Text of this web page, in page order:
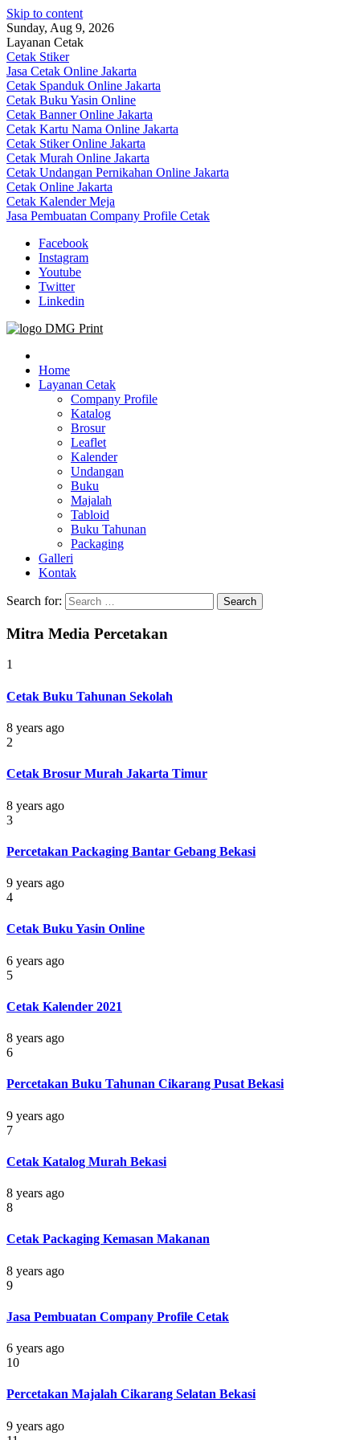
Skip to content
Sunday, Aug 9, 2026
Layanan Cetak
Cetak Stiker
Jasa Cetak Online Jakarta
Cetak Spanduk Online Jakarta
Cetak Buku Yasin Online
Cetak Banner Online Jakarta
Cetak Kartu Nama Online Jakarta
Cetak Stiker Online Jakarta
Cetak Murah Online Jakarta
Cetak Undangan Pernikahan Online Jakarta
Cetak Online Jakarta
Cetak Kalender Meja
Jasa Pembuatan Company Profile Cetak
Facebook
Instagram
Youtube
Twitter
Linkedin
Jasa Cetak Online DMG Printing
Home
Layanan Cetak
Company Profile
Katalog
Brosur
Leaflet
Kalender
Undangan
Buku
Majalah
Tabloid
Buku Tahunan
Packaging
Galleri
Kontak
Search for:
Mitra Media Percetakan
1
Cetak Buku Tahunan Sekolah
8 years ago
2
Cetak Brosur Murah Jakarta Timur
8 years ago
3
Percetakan Packaging Bantar Gebang Bekasi
9 years ago
4
Cetak Buku Yasin Online
6 years ago
5
Cetak Kalender 2021
8 years ago
6
Percetakan Buku Tahunan Cikarang Pusat Bekasi
9 years ago
7
Cetak Katalog Murah Bekasi
8 years ago
8
Cetak Packaging Kemasan Makanan
8 years ago
9
Jasa Pembuatan Company Profile Cetak
6 years ago
10
Percetakan Majalah Cikarang Selatan Bekasi
9 years ago